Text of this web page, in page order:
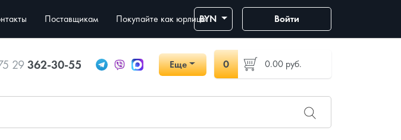
Поставщикам Покупайте как юрлицоBYN Войти
29362-30-55 Еще 0 0.00 руб.